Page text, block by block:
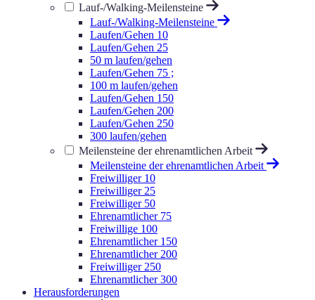
Lauf-/Walking-Meilensteine
Lauf-/Walking-Meilensteine
Laufen/Gehen 10
Laufen/Gehen 25
50 m laufen/gehen
Laufen/Gehen 75 ;
100 m laufen/gehen
Laufen/Gehen 150
Laufen/Gehen 200
Laufen/Gehen 250
300 laufen/gehen
Meilensteine der ehrenamtlichen Arbeit
Meilensteine der ehrenamtlichen Arbeit
Freiwilliger 10
Freiwilliger 25
Freiwilliger 50
Ehrenamtlicher 75
Freiwillige 100
Ehrenamtlicher 150
Ehrenamtlicher 200
Freiwilliger 250
Ehrenamtlicher 300
Herausforderungen